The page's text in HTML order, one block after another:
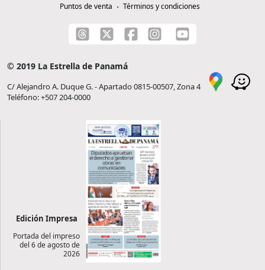
Puntos de venta
Términos y condiciones
© 2019 La Estrella de Panamá
C/ Alejandro A. Duque G. - Apartado 0815-00507, Zona 4
Teléfono: +507 204-0000
Edición Impresa
Portada del impreso
del 6 de agosto de
2026